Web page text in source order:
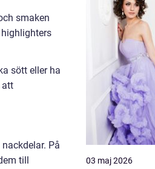
smaken
sött eller ha
att
På
till
03 maj 2026